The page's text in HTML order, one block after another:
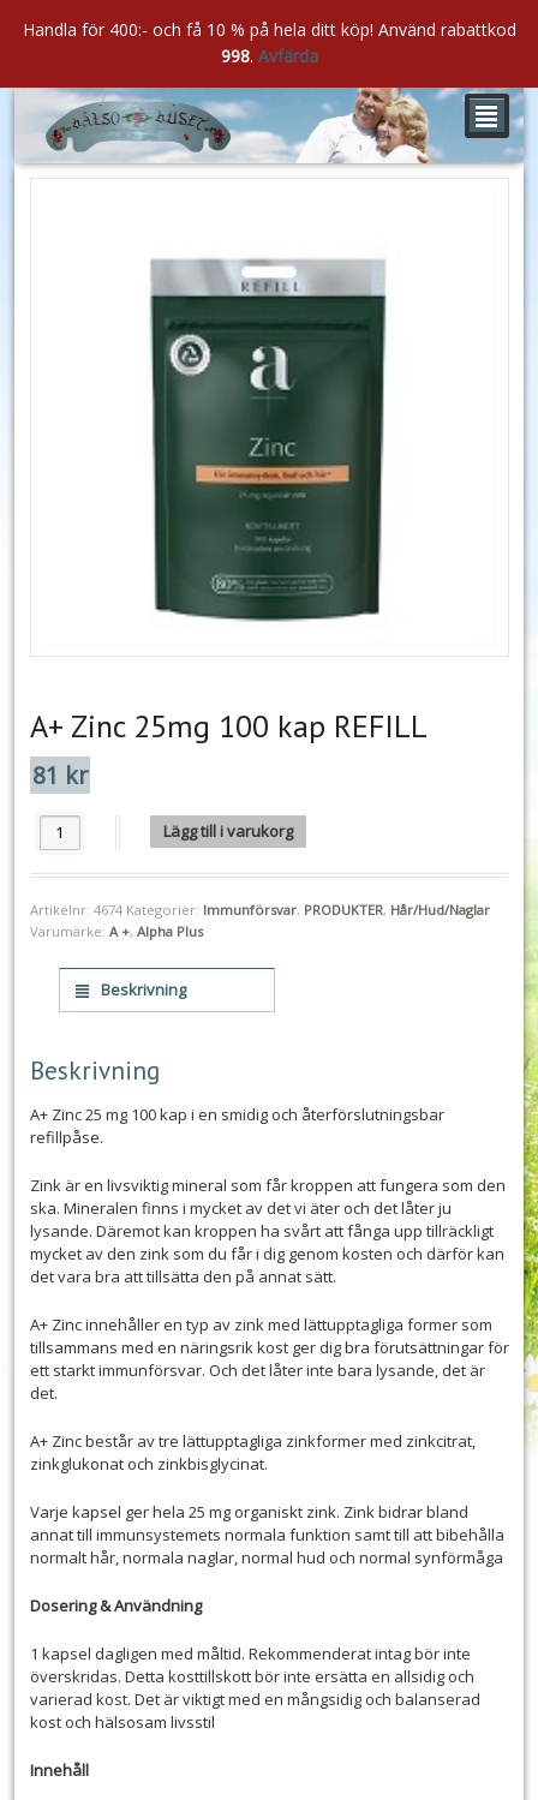
²
A+ Zinc 25mg 100 kap REFILL
81 kr
A+ Zinc 25mg 100 kap REFILL mängd
Lägg till i varukorg
Artikelnr: 4674 Kategorier: Immunförsvar, PRODUKTER, Hår/Hud/Naglar
Varumärke: A +, Alpha Plus
Beskrivning
Beskrivning
A+ Zinc 25 mg 100 kap i en smidig och återförslutningsbar
refillpåse.
Zink är en livsviktig mineral som får kroppen att fungera som den
ska. Mineralen finns i mycket av det vi äter och det låter ju
lysande. Däremot kan kroppen ha svårt att fånga upp tillräckligt
mycket av den zink som du får i dig genom kosten och därför kan
det vara bra att tillsätta den på annat sätt.
A+ Zinc innehåller en typ av zink med lättupptagliga former som
tillsammans med en näringsrik kost ger dig bra förutsättningar för
ett starkt immunförsvar. Och det låter inte bara lysande, det är
det.
A+ Zinc består av tre lättupptagliga zinkformer med zinkcitrat,
zinkglukonat och zinkbisglycinat.
Varje kapsel ger hela 25 mg organiskt zink. Zink bidrar bland
annat till immunsystemets normala funktion samt till att bibehålla
normalt hår, normala naglar, normal hud och normal synförmåga
Dosering & Användning
1 kapsel dagligen med måltid. Rekommenderat intag bör inte
överskridas. Detta kosttillskott bör inte ersätta en allsidig och
varierad kost. Det är viktigt med en mångsidig och balanserad
kost och hälsosam livsstil
Innehåll
Handla för 400:- och få 10 % på hela ditt köp! Använd rabattkod
998. Avfärda